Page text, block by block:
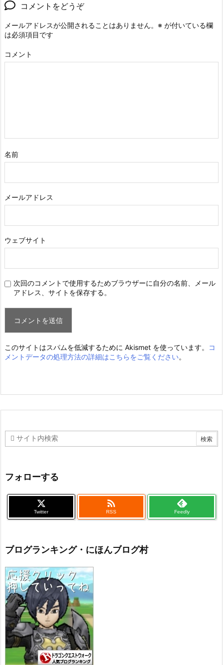
コメントをどうぞ
メールアドレスが公開されることはありません。 ※ が付いている欄
は必須項目です
コメント
名前
メールアドレス
ウェブサイト
次回のコメントで使用するためブラウザーに自分の名前、メール
アドレス、サイトを保存する。
このサイトはスパムを低減するために Akismet を使っています。
コ
メントデータの処理方法の詳細はこちらをご覧ください。
フォローする
Twitter

RSS Feedly
ブログランキング・にほんブログ村